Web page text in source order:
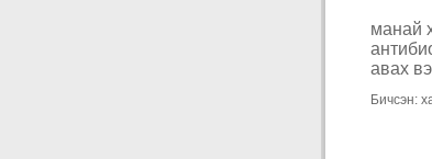
манай
авах
Бичсэн: